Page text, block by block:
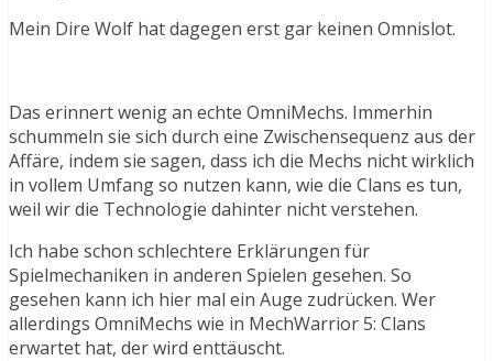
Mein Dire Wolf hat dagegen erst gar keinen Omnislot.
Das erinnert wenig an echte OmniMechs. Immerhin
schummeln sie sich durch eine Zwischensequenz aus der
Affäre, indem sie sagen, dass ich die Mechs nicht wirklich
in vollem Umfang so nutzen kann, wie die Clans es tun,
weil wir die Technologie dahinter nicht verstehen.
Ich habe schon schlechtere Erklärungen für
Spielmechaniken in anderen Spielen gesehen. So
gesehen kann ich hier mal ein Auge zudrücken. Wer
allerdings OmniMechs wie in MechWarrior 5: Clans
erwartet hat, der wird enttäuscht.